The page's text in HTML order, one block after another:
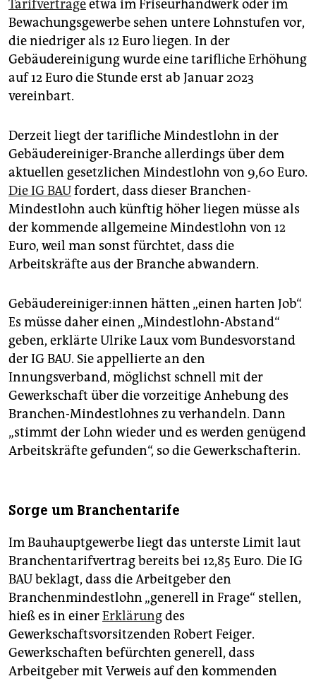
Tarifverträgeetwa im Friseurhandwerk oder im
Bewachungsgewerbe sehen untere Lohnstufen vor,
die niedriger als 12 Euro liegen. In der
Gebäudereinigung wurde eine tarifliche Erhöhung
auf 12 Euro die Stunde erst ab Januar 2023
vereinbart.
Derzeit liegt der tarifliche Mindestlohn in der
Gebäudereiniger-Branche allerdings über dem
aktuellen gesetzlichen Mindestlohn von 9,60 Euro.
Die IG BAUfordert, dass dieser Branchen-
Mindestlohn auch künftig höher liegen müsse als
der kommende allgemeine Mindestlohn von 12
Euro, weil man sonst fürchtet, dass die
Arbeitskräfte aus der Branche abwandern.
Ge­bäu­de­rei­ni­ge­r:in­nen hätten „einen harten Job“.
Es müsse daher einen „Mindestlohn-Abstand“
geben, erklärte Ulrike Laux vom Bundesvorstand
der IG BAU. Sie appellierte an den
Innungsverband, möglichst schnell mit der
Gewerkschaft über die vorzeitige Anhebung des
Branchen-Mindestlohnes zu verhandeln. Dann
„stimmt der Lohn wieder und es werden genügend
Arbeitskräfte gefunden“, so die Gewerkschafterin.
Sorge um Branchentarife
Im Bauhauptgewerbe liegt das unterste Limit laut
Branchentarifvertrag bereits bei 12,85 Euro. Die IG
BAU beklagt, dass die Arbeitgeber den
Branchenmindestlohn „generell in Frage“ stellen,
hieß es in einerErklärungdes
Gewerkschaftsvorsitzenden Robert Feiger.
Gewerkschaften befürchten generell, dass
Arbeitgeber mit Verweis auf den kommenden